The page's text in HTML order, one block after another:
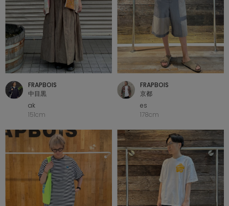
COORDINATE
NEWS
JOURNAL
よくある質問
お問い合わせ
OUTLET
FRAPBOIS
中目黒
ak
151cm
FRAPBOIS
京都
es
178cm